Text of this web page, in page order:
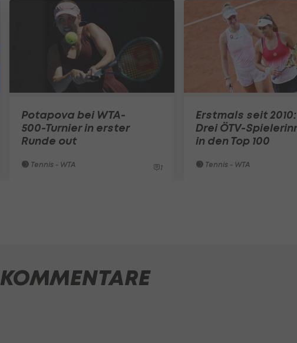
Potapova bei WTA-
500-Turnier in erster
Runde out
Tennis - WTA 1
Erstmals seit 2010:
Drei ÖTV-
in den Top 100
Tennis - WTA
KOMMENTARE